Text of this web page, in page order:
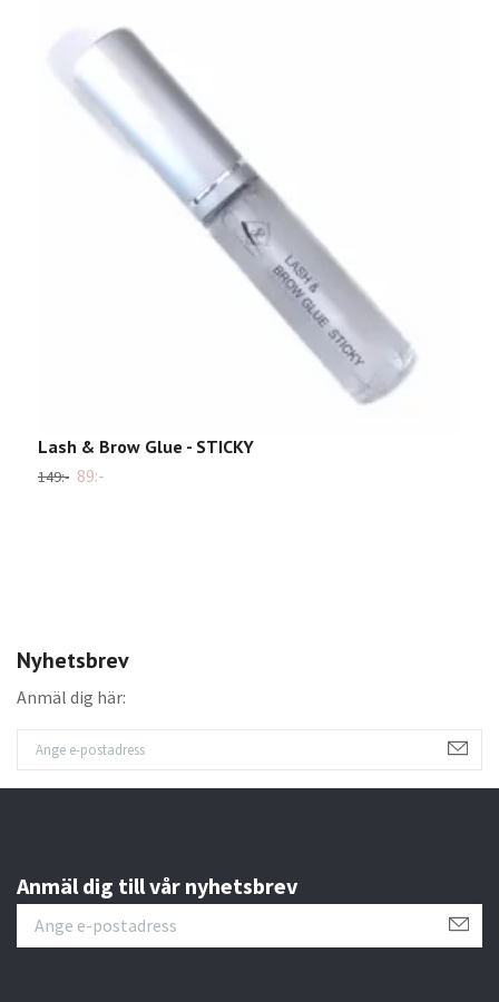
Nyhetsbrev
Anmäl dig här:
Lash & Brow Glue - STICKY
149:- 89:-
Anmäl dig till vår nyhetsbrev